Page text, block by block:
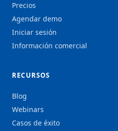
Precios
Agendar demo
Iniciar sesión
Información comercial
RECURSOS
Blog
Webinars
Casos de éxito